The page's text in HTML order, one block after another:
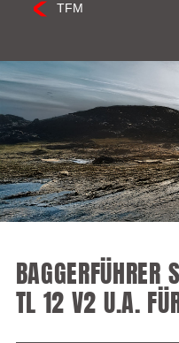
TFM
BAGGERFÜHRER
TL 12 V2 U.A.